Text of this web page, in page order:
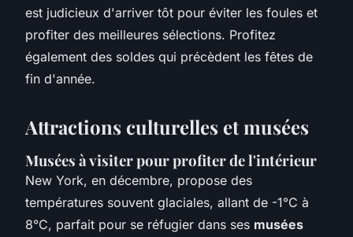
est judicieux d'arriver tôt pour éviter les foules et
profiter des meilleures sélections. Profitez
également des soldes qui précèdent les fêtes de
fin d'année.
Attractions culturelles et musées
Musées à visiter pour profiter de l'intérieur
New York, en décembre, propose des
températures souvent glaciales, allant de -1°C à
8°C, parfait pour se réfugier dans ses musées